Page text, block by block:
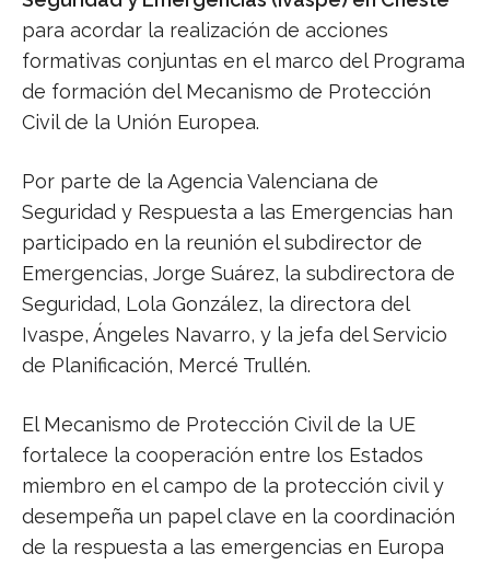
para acordar la realización de acciones
formativas conjuntas en el marco del Programa
de formación del Mecanismo de Protección
Civil de la Unión Europea.
Por parte de la Agencia Valenciana de
Seguridad y Respuesta a las Emergencias han
participado en la reunión el subdirector de
Emergencias, Jorge Suárez, la subdirectora de
Seguridad, Lola González, la directora del
Ivaspe, Ángeles Navarro, y la jefa del Servicio
de Planificación, Mercé Trullén.
El Mecanismo de Protección Civil de la UE
fortalece la cooperación entre los Estados
miembro en el campo de la protección civil y
desempeña un papel clave en la coordinación
de la respuesta a las emergencias en Europa